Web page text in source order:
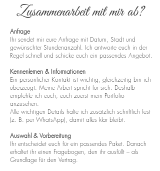
Zusammenarbeit mit mir ab?
Anfrage
Ihr sendet mir eure Anfrage mit Datum, Stadt und
gewünschter Stundenanzahl. Ich antworte euch in der
Regel schnell und schicke euch ein passendes Angebot.
Kennenlernen & Informationen
Ein persönlicher Kontakt ist wichtig, gleichzeitig bin ich
überzeugt: Meine Arbeit spricht für sich. Deshalb
empfehle ich euch, euch zuerst mein Portfolio
anzusehen.
Alle wichtigen Details halte ich zusätzlich schriftlich fest
(z. B. per WhatsApp), damit alles klar bleibt.
Auswahl & Vorbereitung
Ihr entscheidet euch für ein passendes Paket. Danach
erhaltet ihr einen Fragebogen, den ihr ausfüllt – als
Grundlage für den Vertrag.